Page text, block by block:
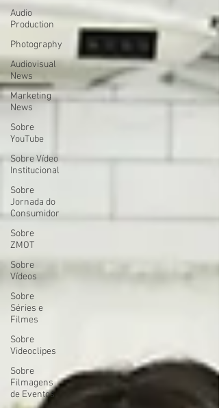
Audio
Production
Photography
Audiovisual
News
Marketing
News
Sobre
YouTube
Sobre Vídeo
Institucional
Sobre
Jornada do
Consumidor
Sobre
ZMOT
Sobre
Vídeos
Sobre
Séries e
Filmes
Sobre
Videoclipes
Sobre
Filmagens
de Eventos